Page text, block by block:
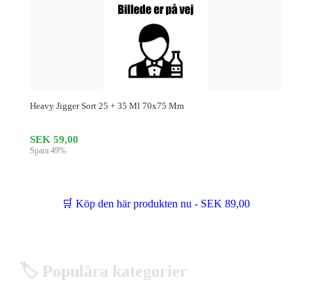
Heavy Jigger Sort 25 + 35 Ml 70x75 Mm
SEK 59,00
Spara 49%
🛒 Köp den här produkten nu - SEK 89,00
🏷️ Populära kategorier